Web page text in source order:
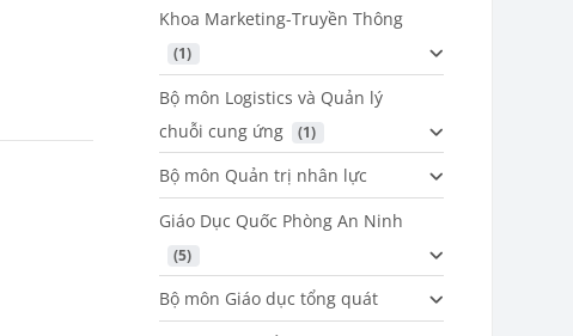
Khoa Marketing-Truyền Thông
(1)
Bộ môn Logistics và Quản lý
chuỗi cung ứng
(1)
Bộ môn Quản trị nhân lực
Giáo Dục Quốc Phòng An Ninh
(5)
Bộ môn Giáo dục tổng quát